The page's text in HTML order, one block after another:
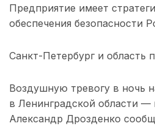
Предприятие имеет
обеспечения безопасности
Санкт-Петербург и область
Воздушную тревогу в ночь
в Ленинградской области —
Александр Дрозденко